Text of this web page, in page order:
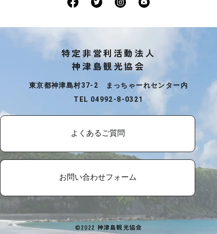
特定非営利活動法人
神津島観光協会
東京都神津島村37-2 まっちゃーれセンター内
TEL 04992-8-0321
よくあるご質問
お問い合わせフォーム
©2022 神津島観光協会